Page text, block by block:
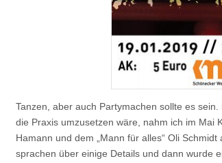
Tanzen, aber auch Partymachen sollte es
die Praxis umzusetzen wäre, nahm ich im Mai
Hamann und dem „Mann für alles“ Oli
sprachen über einige Details und dann wurde